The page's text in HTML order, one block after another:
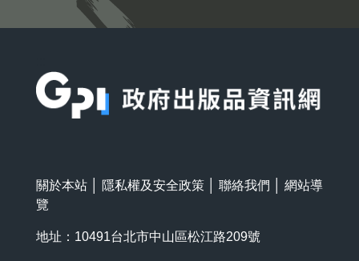
關於本站 隱私權及安全政策 聯絡我們
網站導
覽
地址：10491台北市中山區松江路209號